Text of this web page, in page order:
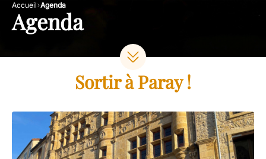
Accueil Agenda
Agenda
Sortir à Paray !